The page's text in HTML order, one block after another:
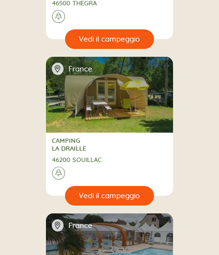
46500 THEGRA
🌲
📍 France
CAMPING
CAMPING
LA DRAILLE
46200 SOUILLAC
🌲
📍 France